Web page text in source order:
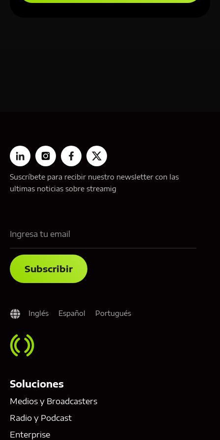
Suscríbete para recibir nuestro newsletter con las
ultimas noticias sobre streamig
Inglés Español Portugués
Soluciones
Medios y Broadcasters
Radio y Podcast
Enterprise